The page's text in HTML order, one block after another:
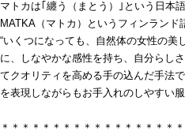
マトカは｢纏う（まとう）｣という日本
MATKA（マトカ）というフィンランド
“いくつになっても、自然体の女性の美
に、しなやかな感性を持ち、自分らし
てクオリティを高める手の込んだ手法
を表現しながらもお手入れのしやすい
＊＊＊＊＊＊＊＊＊＊＊＊＊＊＊＊＊